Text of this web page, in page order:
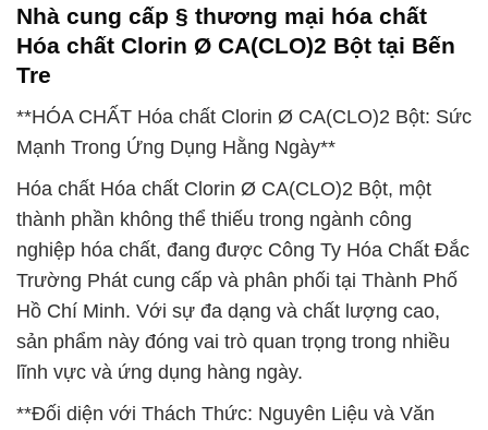
Nhà cung cấp § thương mại hóa chất
Hóa chất Clorin Ø CA(CLO)2 Bột tại Bến
Tre
**HÓA CHẤT Hóa chất Clorin Ø CA(CLO)2 Bột: Sức
Mạnh Trong Ứng Dụng Hằng Ngày**
Hóa chất Hóa chất Clorin Ø CA(CLO)2 Bột, một
thành phần không thể thiếu trong ngành công
nghiệp hóa chất, đang được Công Ty Hóa Chất Đắc
Trường Phát cung cấp và phân phối tại Thành Phố
Hồ Chí Minh. Với sự đa dạng và chất lượng cao,
sản phẩm này đóng vai trò quan trọng trong nhiều
lĩnh vực và ứng dụng hàng ngày.
**Đối diện với Thách Thức: Nguyên Liệu và Văn